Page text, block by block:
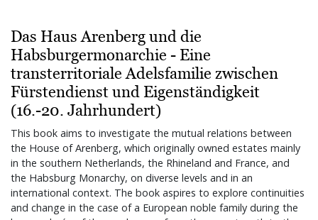
Das Haus Arenberg und die
Habsburgermonarchie - Eine
transterritoriale Adelsfamilie zwischen
Fürstendienst und Eigenständigkeit
(16.-20. Jahrhundert)
This book aims to investigate the mutual relations between
the House of Arenberg, which originally owned estates mainly
in the southern Netherlands, the Rhineland and France, and
the Habsburg Monarchy, on diverse levels and in an
international context. The book aspires to explore continuities
and change in the case of a European noble family during the